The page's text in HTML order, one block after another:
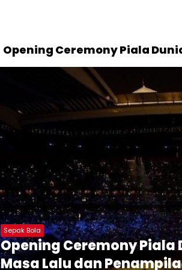
Opening Ceremony Piala
Sepak Bola
Opening Ceremony Piala
Masa Lalu dan